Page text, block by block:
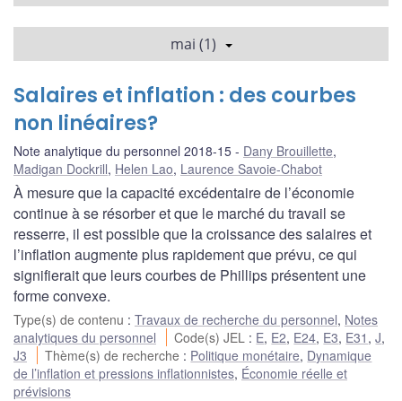
mai (1)
Salaires et inflation : des courbes
non linéaires?
Note analytique du personnel 2018-15 Dany Brouillette,
Madigan Dockrill, Helen Lao, Laurence Savoie-Chabot
À mesure que la capacité excédentaire de l’économie
continue à se résorber et que le marché du travail se
resserre, il est possible que la croissance des salaires et
l’inflation augmente plus rapidement que prévu, ce qui
signifierait que leurs courbes de Phillips présentent une
forme convexe.
Type(s) de contenu : Travaux de recherche du personnel, Notes
analytiques du personnel
Code(s) JEL : E, E2, E24, E3, E31 ,J,
J3
Thème(s) de recherche : Politique monétaire, Dynamique
de l’inflation et pressions inflationnistes, Économie réelle et
prévisions